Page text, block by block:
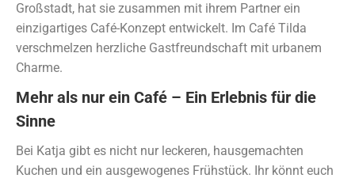
Großstadt, hat sie zusammen mit ihrem Partner ein
einzigartiges Café-Konzept entwickelt. Im Café Tilda
verschmelzen herzliche Gastfreundschaft mit urbanem
Charme.
Mehr als nur ein Café – Ein Erlebnis für die
Sinne
Bei Katja gibt es nicht nur leckeren, hausgemachten
Kuchen und ein ausgewogenes Frühstück. Ihr könnt euch